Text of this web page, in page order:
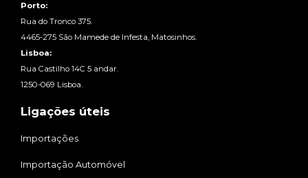
Porto:
Rua do Tronco 375.
4465-275 São Mamede de Infesta, Matosinhos.
Lisboa:
Rua Castilho 14C 5 andar.
1250-069 Lisboa.
Ligações úteis
Importações
Importação Automóvel